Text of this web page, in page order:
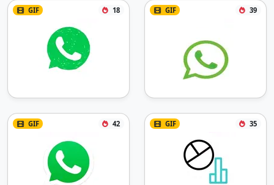
GIF 18 GIF 39
GIF 42 GIF 35